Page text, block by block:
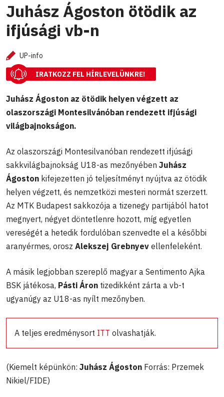
Juhász Ágoston ötödik az
ifjúsági vb-n
UP-info
IRATKOZZ FEL HÍRLEVELÜNKRE!
Juhász Ágoston az ötödik helyen végzett az
olaszországi Montesilvánóban rendezett ifjúsági
világbajnokságon.
Az olaszországi Montesilvanóban rendezett ifjúsági
sakkvilágbajnokság U18-as mezőnyében Juhász
Ágoston kifejezetten jó teljesítményt nyújtva az ötödik
helyen végzett, és nemzetközi mesteri normát szerzett.
Az MTK Budapest sakkozója a tizenegy partijából hatot
megnyert, négyet döntetlenre hozott, míg egyetlen
vereségét a hetedik fordulóban szenvedte el a későbbi
aranyérmes, orosz Alekszej Grebnyev ellenfeleként.
A másik legjobban szereplő magyar a Sentimento Ajka
BSK játékosa, Pásti Áron tizedikként zárta a vb-t
ugyanúgy az U18-as nyílt mezőnyben.
A teljes eredménysort ITT olvashatják.
(Kiemelt képünkön: Juhász Ágoston Forrás: Przemek
Nikiel/FIDE)